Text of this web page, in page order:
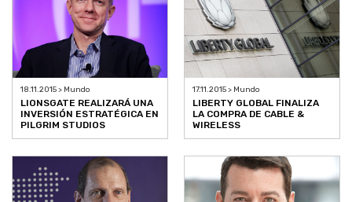
18.11.2015 > Mundo
LIONSGATE REALIZARÁ UNA
INVERSIÓN ESTRATÉGICA EN
PILGRIM STUDIOS
17.11.2015 > Mundo
LIBERTY GLOBAL FINALIZA
LA COMPRA DE CABLE &
WIRELESS